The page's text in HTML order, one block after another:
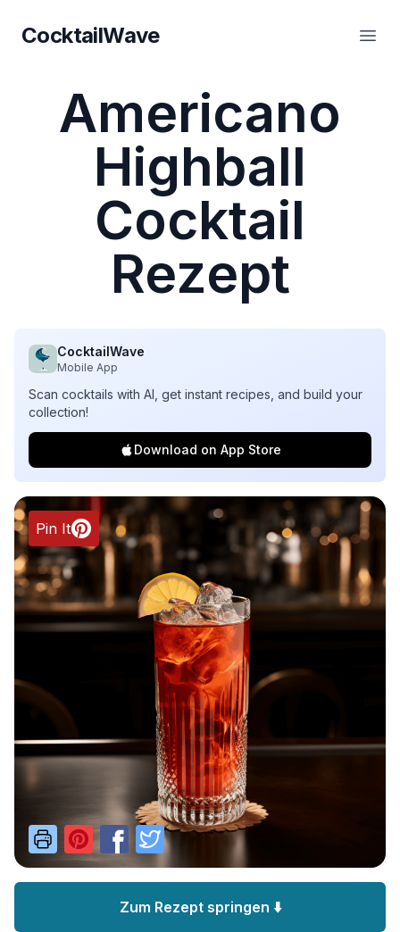
CocktailWave
CocktailWave
Americano
Highball
Cocktail
Rezept
CocktailWave
Mobile App
Scan cocktails with AI, get instant recipes, and build your
collection!
Download on App Store
Pin It
Zum Rezept springen ⬇️